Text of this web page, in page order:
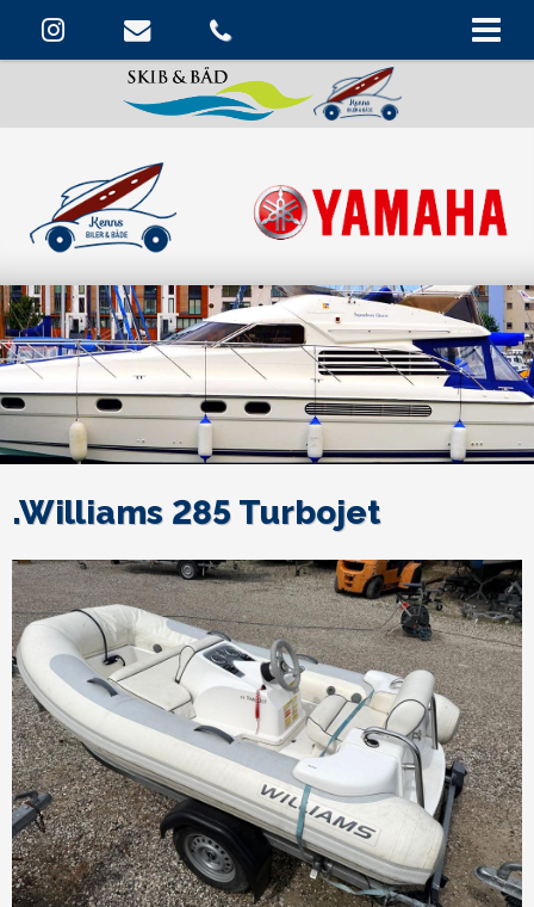
.Williams 285 Turbojet